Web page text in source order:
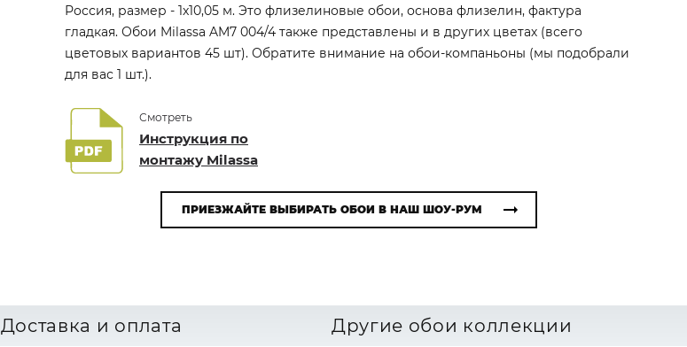
Россия, размер - 1x10,05 м. Это флизелиновые обои, основа флизелин, фактура
гладкая. Обои Milassa AM7 004/4 также представлены и в других цветах (всего
цветовых вариантов 45 шт). Обратите внимание на обои-компаньоны (мы подобрали
для вас 1 шт.).
Смотреть
Инструкция по
монтажу Milassa
ПРИЕЗЖАЙТЕ ВЫБИРАТЬ ОБОИ В НАШ ШОУ-РУМ
Доставка и оплата Другие обои коллекции